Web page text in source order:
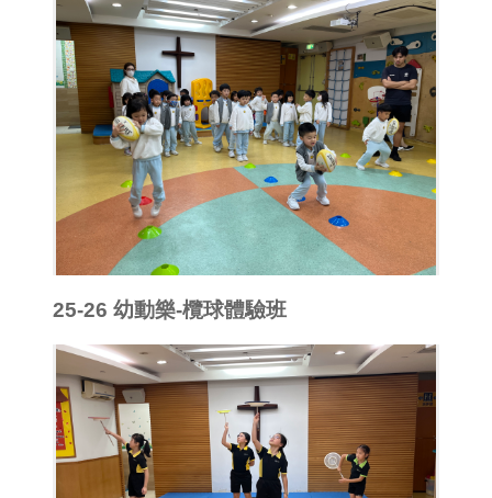
25-26 幼動樂-欖球體驗班